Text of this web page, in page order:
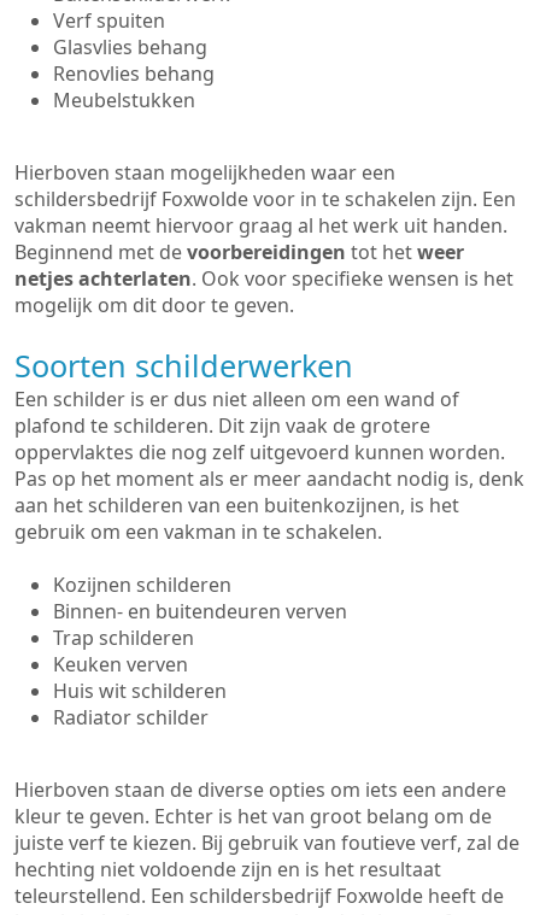
Verf spuiten
Glasvlies behang
Renovlies behang
Meubelstukken
Hierboven staan mogelijkheden waar een
schildersbedrijf Foxwolde voor in te schakelen zijn. Een
vakman neemt hiervoor graag al het werk uit handen.
Beginnend met devoorbereidingen tot hetweer
netjes achterlaten. Ook voor specifieke wensen is het
mogelijk om dit door te geven.
Soorten schilderwerken
Een schilder is er dus niet alleen om een wand of
plafond te schilderen. Dit zijn vaak de grotere
oppervlaktes die nog zelf uitgevoerd kunnen worden.
Pas op het moment als er meer aandacht nodig is, denk
aan het schilderen van een buitenkozijnen, is het
gebruik om een vakman in te schakelen.
Kozijnen schilderen
Binnen- en buitendeuren verven
Trap schilderen
Keuken verven
Huis wit schilderen
Radiator schilder
Hierboven staan de diverse opties om iets een andere
kleur te geven. Echter is het van groot belang om de
juiste verf te kiezen. Bij gebruik van foutieve verf, zal de
hechting niet voldoende zijn en is het resultaat
teleurstellend. Een schildersbedrijf Foxwolde heeft de